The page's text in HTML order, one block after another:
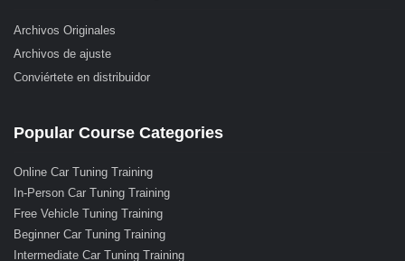
Archivos Originales
Archivos de ajuste
Conviértete en distribuidor
Popular Course Categories
Online Car Tuning Training
In-Person Car Tuning Training
Free Vehicle Tuning Training
Beginner Car Tuning Training
Intermediate Car Tuning Training